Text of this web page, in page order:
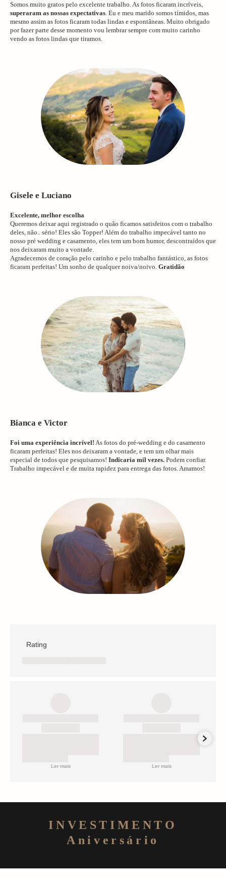
Somos muito gratos pelo excelente trabalho. As fotos ficaram incríveis,
superaram as nossas expectativas. Eu e meu marido somos tímidos, mas
mesmo assim as fotos ficaram todas lindas e espontâneas. Muito obrigado
por fazer parte desse momento vou lembrar sempre com muito carinho
vendo as fotos lindas que tiramos.
Gisele e Luciano
Excelente, melhor escolha
Queremos deixar aqui registrado o quão ficamos satisfeitos com o trabalho
deles, não.. sério! Eles são Topper! Além do trabalho impecável tanto no
nosso pré wedding e casamento, eles tem um bom humor, descontraídos que
nos deixaram muito a vontade.
Agradecemos de coração pelo carinho e pelo trabalho fantástico, as fotos
ficaram perfeitas! Um sonho de qualquer noiva/noivo. Gratidão
Bianca e Victor
Foi uma experiência incrível! As fotos do pré-wedding e do casamento
ficaram perfeitas! Eles nos deixaram a vontade, e tem um olhar mais
especial de todos que pesquisamos! Indicaria mil vezes. Podem confiar.
Trabalho impecável e de muita rapidez para entrega das fotos. Amamos!
Rating
Ler mais Ler mais
INVESTIMENTO
Aniversário